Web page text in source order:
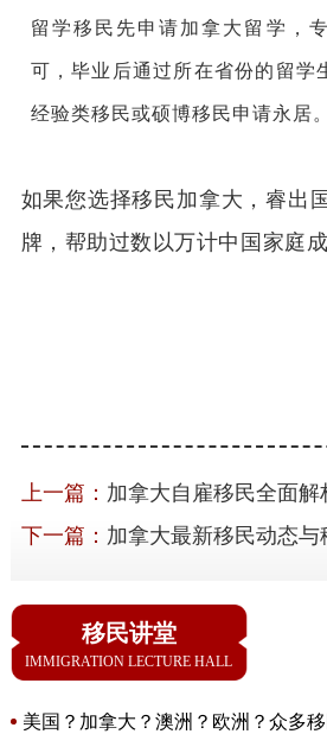
留学移民先申请加拿大留学，
可，毕业后通过所在省份的留学
经验类移民或硕博移民申请永居。
如果您选择移民加拿大，睿出
牌，帮助过数以万计中国家庭
上一篇： 加拿大自雇移民全面解
下一篇： 加拿大最新移民动态与
移民讲堂
IMMIGRATION LECTURE HALL
美国？加拿大？澳洲？欧洲？众多